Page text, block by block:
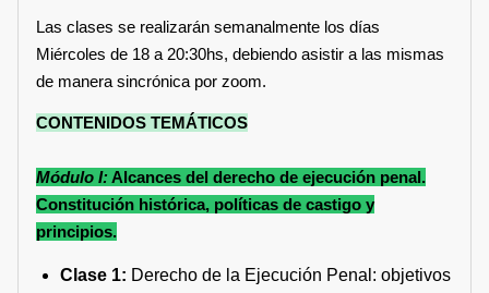
Las clases se realizarán semanalmente los días
Miércoles de 18 a 20:30hs, debiendo asistir a las mismas
de manera sincrónica por zoom.
CONTENIDOS TEMÁTICOS
Módulo I:Alcances del derecho de ejecución penal.
Constitución histórica, políticas de castigo y
principios.
Clase 1: Derecho de la Ejecución Penal: objetivos